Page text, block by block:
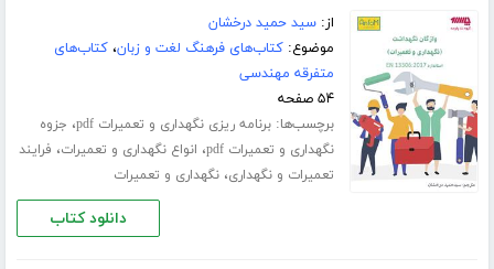
از:سید حمید درخشان
موضوع:کتاب‌های فرهنگ لغت و زبان،کتاب‌های
متفرقه مهندسی
۵۴ صفحه
برچسب‌ها:برنامه ریزی نگهداری و تعمیرات pdf ، جزوه
نگهداری و تعمیرات pdf
، انواع نگهداری و تعمیرات، فرایند
تعمیرات و نگهداری،نگهداری و تعمیرات
دانلود کتاب